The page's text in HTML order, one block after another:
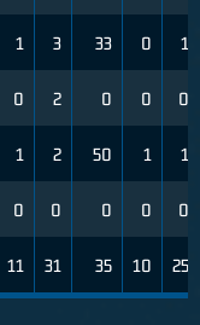
1 3 33 0 1
0 2 0 0 0
1 2 50 1 1
0 0 0 0 0
11 31 35 10 25